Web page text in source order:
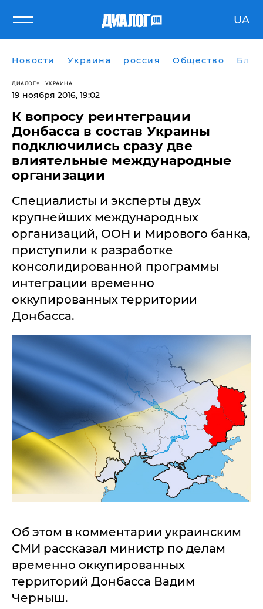
UA
Новости Украина россия Общество
ДИАЛОГ УКРАИНА
19 ноября 2016, 19:02
К вопросу реинтеграции
Донбасса в состав Украины
подключились сразу две
влиятельные международные
организации
​Специалисты и эксперты двух
крупнейших международных
организаций, ООН и Мирового банка,
приступили к разработке
консолидированной программы
интеграции временно
оккупированных территории
Донбасса.
Об этом в комментарии украинским
СМИ рассказал министр по делам
временно оккупированных
территорий Донбасса Вадим
Черныш.